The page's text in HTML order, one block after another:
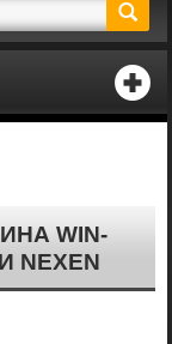
WIN-
NEXEN